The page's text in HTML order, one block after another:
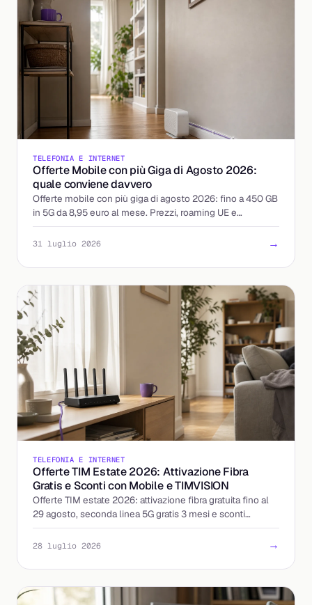
TELEFONIA E INTERNET
Offerte Mobile con più Giga di Agosto 2026:
quale conviene davvero
Offerte mobile con più giga di agosto 2026: fino a 450 GB
in 5G da 8,95 euro al mese. Prezzi, roaming UE e
attivazione a confronto, con il costo reale per giga.
31 luglio 2026 →
TELEFONIA E INTERNET
Offerte TIM Estate 2026: Attivazione Fibra
Gratis e Sconti con Mobile e TIMVISION
Offerte TIM estate 2026: attivazione fibra gratuita fino al
29 agosto, seconda linea 5G gratis 3 mesi e sconti
abbinando mobile e TIMVISION. I dettagli.
28 luglio 2026 →